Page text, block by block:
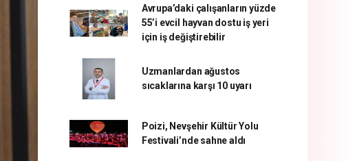
Avrupa’daki çalışanların yüzde
55’i evcil hayvan dostu iş yeri
için iş değiştirebilir
Uzmanlardan ağustos
sıcaklarına karşı 10 uyarı
Poizi, Nevşehir Kültür Yolu
Festivali’nde sahne aldı